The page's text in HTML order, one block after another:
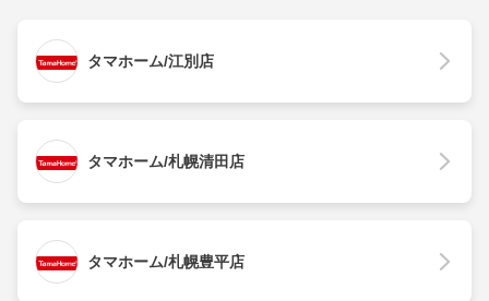
タマホーム/江別店
タマホーム/札幌清田店
タマホーム/札幌豊平店